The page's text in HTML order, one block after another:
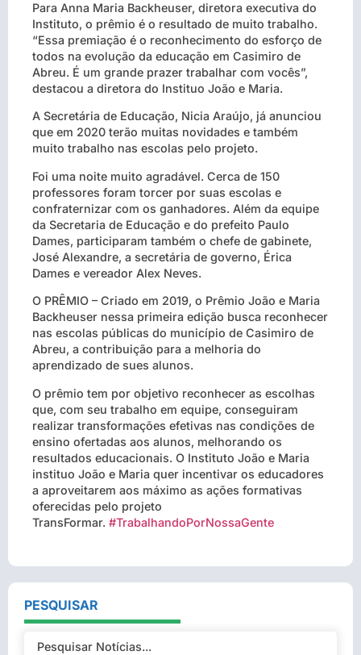
Para Anna Maria Backheuser, diretora executiva do
Instituto, o prêmio é o resultado de muito trabalho.
“Essa premiação é o reconhecimento do esforço de
todos na evolução da educação em Casimiro de
Abreu. É um grande prazer trabalhar com vocês”,
destacou a diretora do Instituo João e Maria.
A Secretária de Educação, Nicia Araújo, já anunciou
que em 2020 terão muitas novidades e também
muito trabalho nas escolas pelo projeto.
Foi uma noite muito agradável. Cerca de 150
professores foram torcer por suas escolas e
confraternizar com os ganhadores. Além da equipe
da Secretaria de Educação e do prefeito Paulo
Dames, participaram também o chefe de gabinete,
José Alexandre, a secretária de governo, Érica
Dames e vereador Alex Neves.
O PRÊMIO – Criado em 2019, o Prêmio João e Maria
Backheuser nessa primeira edição busca reconhecer
nas escolas públicas do município de Casimiro de
Abreu, a contribuição para a melhoria do
aprendizado de sues alunos.
O prêmio tem por objetivo reconhecer as escolhas
que, com seu trabalho em equipe, conseguiram
realizar transformações efetivas nas condições de
ensino ofertadas aos alunos, melhorando os
resultados educacionais. O Instituto João e Maria
instituo João e Maria quer incentivar os educadores
a aproveitarem aos máximo as ações formativas
oferecidas pelo projeto
TransFormar. #TrabalhandoPorNossaGente
PESQUISAR